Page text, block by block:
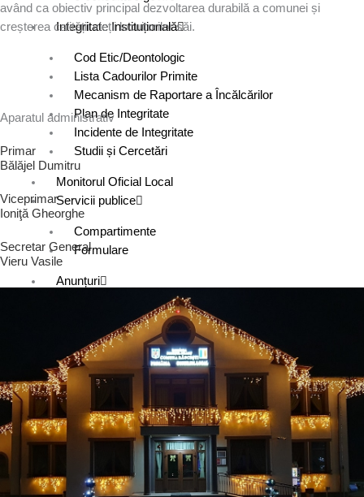
Integritate Instituțională
Cod Etic/Deontologic
Lista Cadourilor Primite
Mecanism de Raportare a Încălcărilor
Plan de Integritate
Incidente de Integritate
Studii și Cercetări
Monitorul Oficial Local
Servicii publice
Compartimente
Formulare
Anunțuri
Anunțuri publice
Comunicate de presă
Comunitate
Despre comună
Monografia comunei
Cărți publicate
Biblioteca comunală
având ca obiectiv principal dezvoltarea durabilă a comunei și
creșterea calității vieții locuitorilor săi.
Aparatul administrativ
Primar
Bălăjel Dumitru
Viceprimar
Ioniţă Gheorghe
Secretar General
Vieru Vasile